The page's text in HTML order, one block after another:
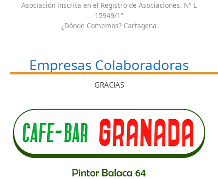
Asociación inscrita en el Registro de Asociaciones. Nº L
15949/1ª
¿Dónde Comemos? Cartagena
Empresas Colaboradoras
GRACIAS